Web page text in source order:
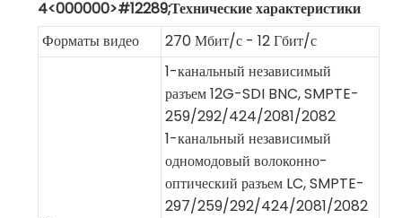
4<000000>#12289;Технические характеристики
Форматы видео
270 Мбит/с - 12 Гбит/с
1-канальный независимый
разъем 12G-SDI BNC, SMPTE-
259/292/424/2081/2082
1-канальный независимый
одномодовый волоконно-
оптический разъем LC, SMPTE-
297/259/292/424/2081/2082